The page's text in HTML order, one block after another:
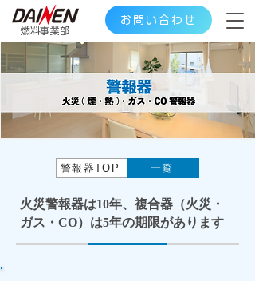
お問い合わせ
​燃料事業部
警報器TOP 一覧
​火災警報器は10年、複合器（火災・
ガス・CO）は5年の期限があります